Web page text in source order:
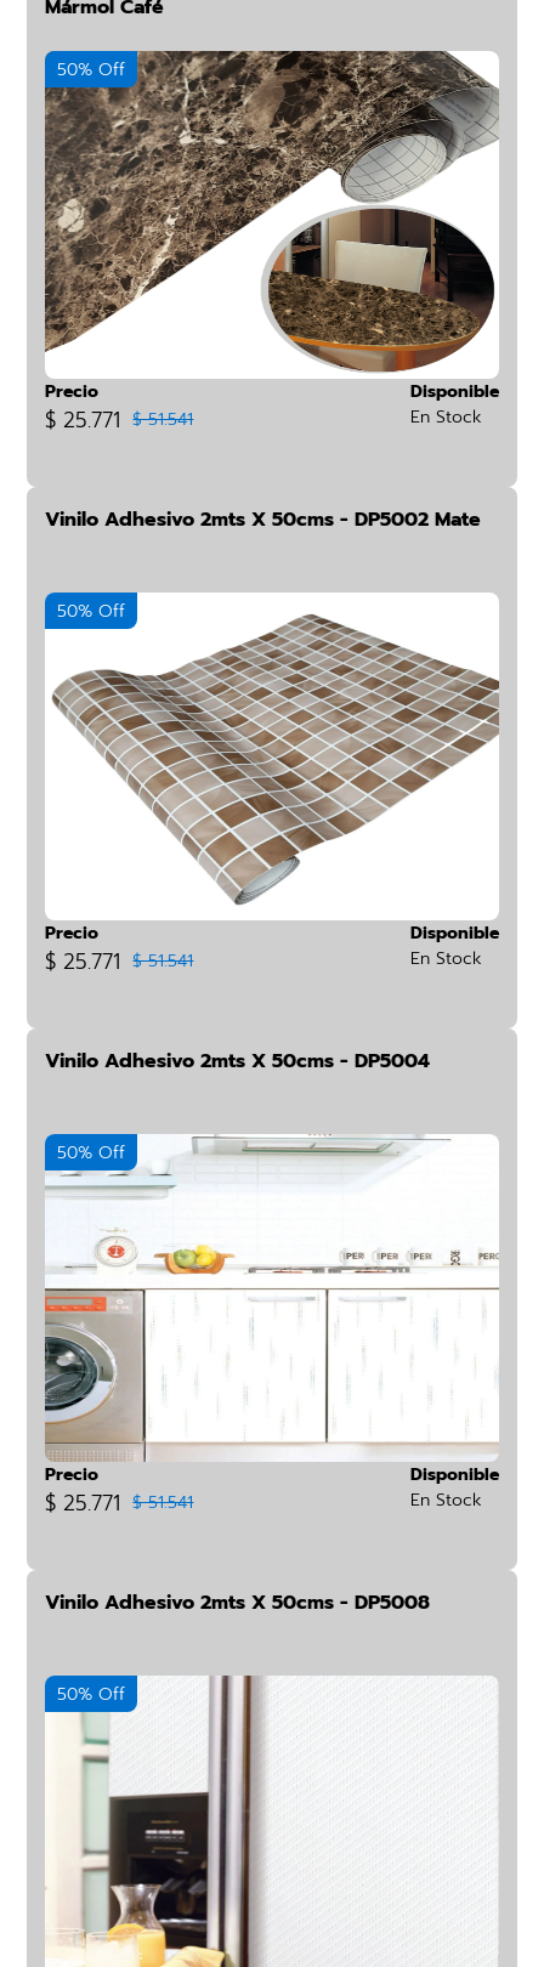
Mármol Café
50% Off
Precio
$ 25.771 $ 51.541
Disponible
En Stock
Vinilo Adhesivo 2mts X 50cms - DP5002 Mate
50% Off
Precio
$ 25.771 $ 51.541
Disponible
En Stock
Vinilo Adhesivo 2mts X 50cms - DP5004
50% Off
Precio
$ 25.771 $ 51.541
Disponible
En Stock
Vinilo Adhesivo 2mts X 50cms - DP5008
50% Off